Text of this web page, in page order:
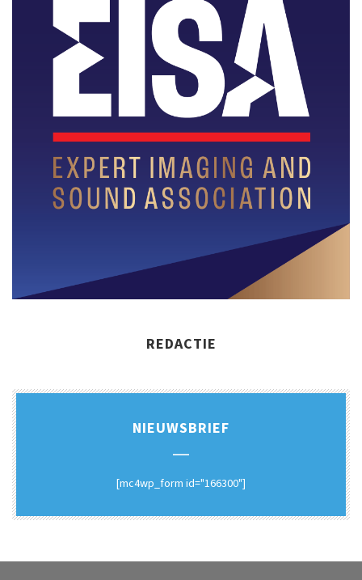
REDACTIE
NIEUWSBRIEF
[mc4wp_form id="166300"]